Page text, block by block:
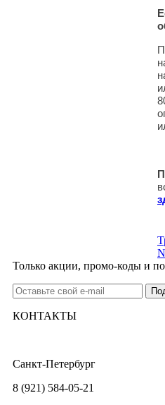
Только акции, промо-коды и
КОНТАКТЫ
Санкт-Петербург
8 (921) 584-05-21